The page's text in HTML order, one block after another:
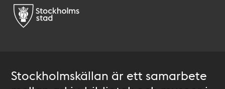
Stockholmskällan är ett samarbete